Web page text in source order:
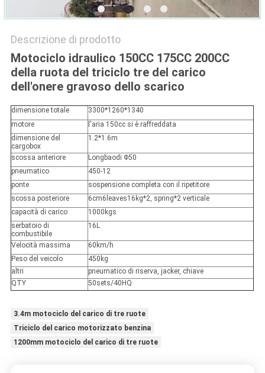
Descrizione di prodotto
Motociclo idraulico 150CC 175CC 200CC
della ruota del triciclo tre del carico
dell'onere gravoso dello scarico
dimensione totale
3300*1260*1340
motore
l'aria 150cc si è raffreddata
dimensione del
cargobox
1.2*1.6m
scossa anteriore
Longbaodi Φ50
pneumatico
450-12
ponte
sospensione completa con il ripetitore
scossa posteriore
6cm6leaves16kg*2, spring*2 verticale
capacità di carico
1000kgs
serbatoio di
combustibile
16L
Velocità massima
60km/h
Peso del veicolo
450kg
altri
pneumatico di riserva, jacker, chiave
QTY
50sets/40HQ
3.4m motociclo del carico di tre ruote
Triciclo del carico motorizzato benzina
1200mm motociclo del carico di tre ruote